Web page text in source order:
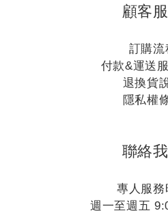
顧客
訂購流
付款&運送
退換貨
隱私權
聯絡
專人服務
週一至週五